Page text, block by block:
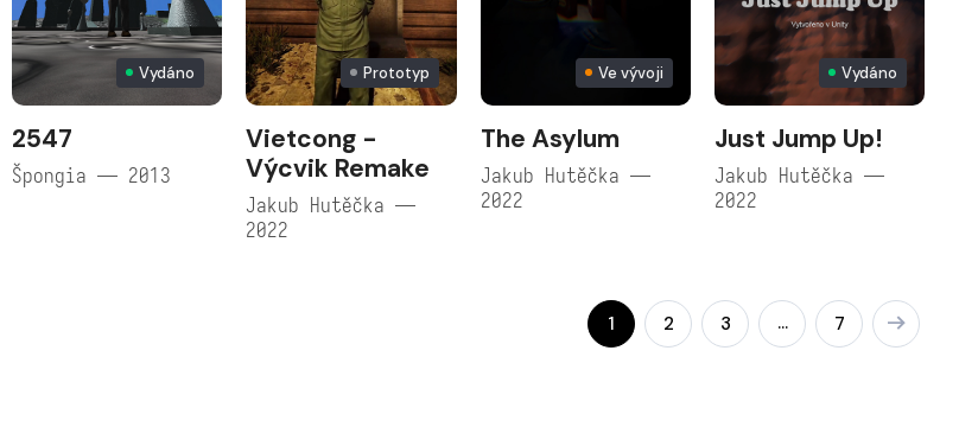
Vydáno
2547
Špongia — 2013
Prototyp
Vietcong -
Výcvik Remake
Jakub Hutěčka —
2022
Ve vývoji
The Asylum
Jakub Hutěčka —
2022
Vydáno
Just Jump Up!
Jakub Hutěčka —
2022
1 2 3 … 7